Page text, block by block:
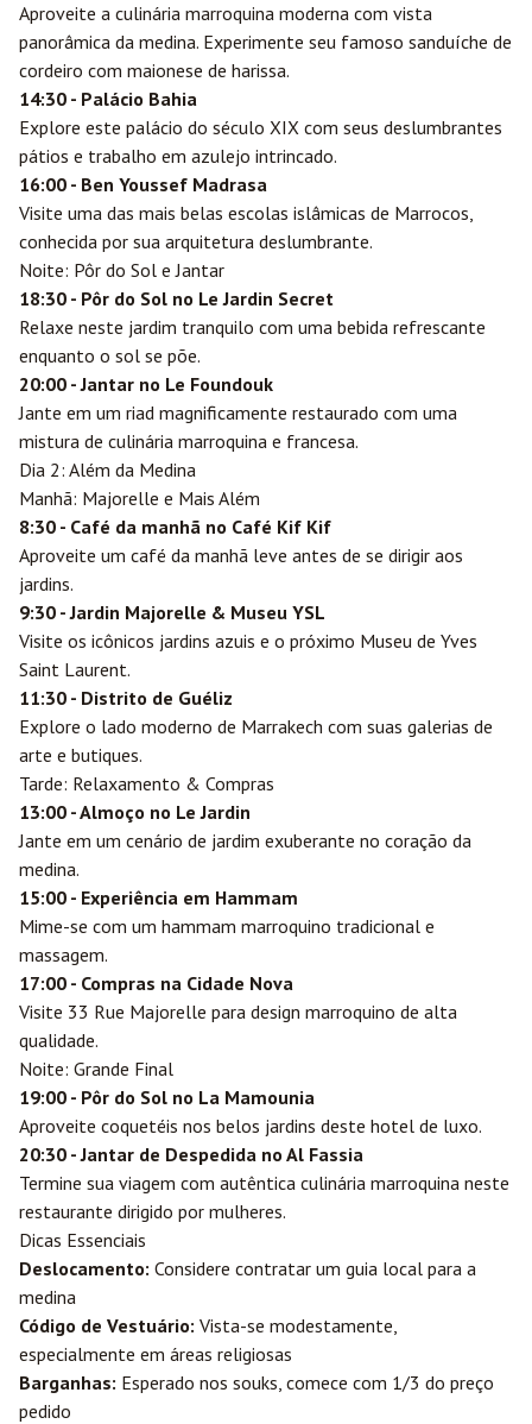
Aproveite a culinária marroquina moderna com vista
panorâmica da medina. Experimente seu famoso sanduíche de
cordeiro com maionese de harissa.
14:30 - Palácio Bahia
Explore este palácio do século XIX com seus deslumbrantes
pátios e trabalho em azulejo intrincado.
16:00 - Ben Youssef Madrasa
Visite uma das mais belas escolas islâmicas de Marrocos,
conhecida por sua arquitetura deslumbrante.
Noite: Pôr do Sol e Jantar
18:30 - Pôr do Sol no Le Jardin Secret
Relaxe neste jardim tranquilo com uma bebida refrescante
enquanto o sol se põe.
20:00 - Jantar no Le Foundouk
Jante em um riad magnificamente restaurado com uma
mistura de culinária marroquina e francesa.
Dia 2: Além da Medina
Manhã: Majorelle e Mais Além
8:30 - Café da manhã no Café Kif Kif
Aproveite um café da manhã leve antes de se dirigir aos
jardins.
9:30 - Jardin Majorelle & Museu YSL
Visite os icônicos jardins azuis e o próximo Museu de Yves
Saint Laurent.
11:30 - Distrito de Guéliz
Explore o lado moderno de Marrakech com suas galerias de
arte e butiques.
Tarde: Relaxamento & Compras
13:00 - Almoço no Le Jardin
Jante em um cenário de jardim exuberante no coração da
medina.
15:00 - Experiência em Hammam
Mime-se com um hammam marroquino tradicional e
massagem.
17:00 - Compras na Cidade Nova
Visite 33 Rue Majorelle para design marroquino de alta
qualidade.
Noite: Grande Final
19:00 - Pôr do Sol no La Mamounia
Aproveite coquetéis nos belos jardins deste hotel de luxo.
20:30 - Jantar de Despedida no Al Fassia
Termine sua viagem com autêntica culinária marroquina neste
restaurante dirigido por mulheres.
Dicas Essenciais
Deslocamento: Considere contratar um guia local para a
medina
Código de Vestuário: Vista-se modestamente,
especialmente em áreas religiosas
Barganhas: Esperado nos souks, comece com 1/3 do preço
pedido